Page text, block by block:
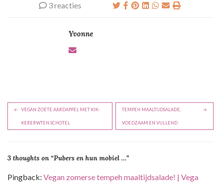
3 reacties
Yvonne
B
c
h
VEGAN ZOE­TE AARD­AP­PEL MET KIK­
KER­ERW­TEN SCHOTEL
TEMPEH MAALTIJDSALADE,
VOEDZAAM EN VULLEND
3 thoughts on “Pubers en hun mobiel …”
Pingback: Vegan zomerse tempeh maaltijdsalade! | Vega